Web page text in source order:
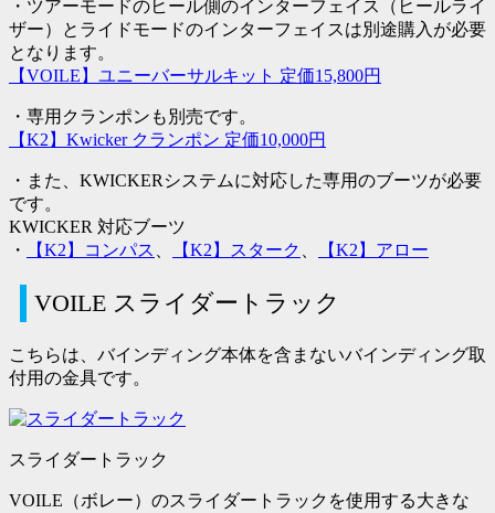
・ ツアーモードのヒール側のインターフェイス（ヒールライ
ザー）とライドモードのインターフェイスは別途購入が必要
となります。
【VOILE】ユニーバーサルキット 定価15,800円
・専用クランポンも別売です。
【K2】Kwicker クランポン 定価10,000円
・また、KWICKERシステムに対応した専用のブーツが必要
です。
KWICKER 対応ブーツ
・
【K2】コンパス 【K2】スターク 【K2】アロー
VOILE スライダートラック
こちらは、バインディング本体を含まないバインディング取
付用の金具です。
スライダートラック
VOILE（ボレー）のスライダートラックを使用する大きな